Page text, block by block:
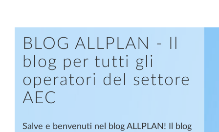
BLOG ALLPLAN - Il
blog per tutti gli
operatori del settore
AEC
Salve e benvenuti nel blog ALLPLAN! Il blog